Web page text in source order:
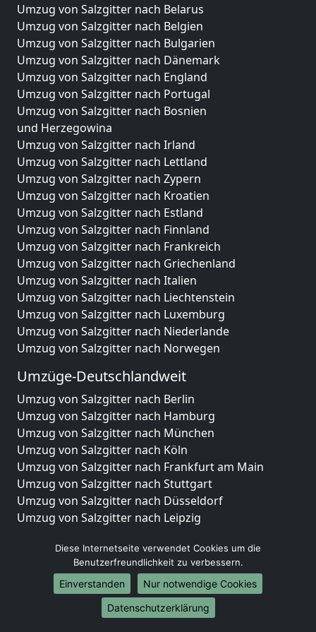
Umzug von Salzgitter nach Belarus
Umzug von Salzgitter nach Belgien
Umzug von Salzgitter nach Bulgarien
Umzug von Salzgitter nach Dänemark
Umzug von Salzgitter nach England
Umzug von Salzgitter nach Portugal
Umzug von Salzgitter nach Bosnien
und Herzegowina
Umzug von Salzgitter nach Irland
Umzug von Salzgitter nach Lettland
Umzug von Salzgitter nach Zypern
Umzug von Salzgitter nach Kroatien
Umzug von Salzgitter nach Estland
Umzug von Salzgitter nach Finnland
Umzug von Salzgitter nach Frankreich
Umzug von Salzgitter nach Griechenland
Umzug von Salzgitter nach Italien
Umzug von Salzgitter nach Liechtenstein
Umzug von Salzgitter nach Luxemburg
Umzug von Salzgitter nach Niederlande
Umzug von Salzgitter nach Norwegen
Umzüge-Deutschlandweit
Umzug von Salzgitter nach Berlin
Umzug von Salzgitter nach Hamburg
Umzug von Salzgitter nach München
Umzug von Salzgitter nach Köln
Umzug von Salzgitter nach Frankfurt am Main
Umzug von Salzgitter nach Stuttgart
Umzug von Salzgitter nach Düsseldorf
Umzug von Salzgitter nach Leipzig
Umzug von Salzgitter nach Essen
Umzug von Salzgitter nach Bremen
Umzug von Salzgitter nach Dresden
Umzug von Salzgitter nach Hannover
Umzug von Salzgitter nach Nürnberg
Diese Internetseite verwendet Cookies um die
Benutzerfreundlichkeit zu verbessern.
Einverstanden
Nur notwendige Cookies
Datenschutzerklärung